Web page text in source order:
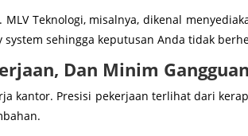
MLV Teknologi, misalnya, dikenal
sehingga keputusan Anda tidak
Dan Minim
kantor. Presisi pekerjaan terlihat dari